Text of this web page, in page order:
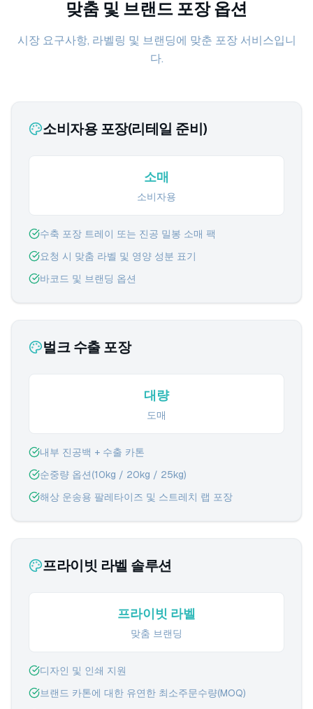
맞춤 및 브랜드 포장 옵션
시장 요구사항, 라벨링 및 브랜딩에 맞춘 포장 서비스입니
다.
소비자용 포장(리테일 준비)
소매
소비자용
수축 포장 트레이 또는 진공 밀봉 소매 팩
요청 시 맞춤 라벨 및 영양 성분 표기
바코드 및 브랜딩 옵션
벌크 수출 포장
대량
도매
내부 진공백 + 수출 카톤
순중량 옵션(10kg / 20kg / 25kg)
해상 운송용 팔레타이즈 및 스트레치 랩 포장
프라이빗 라벨 솔루션
프라이빗 라벨
맞춤 브랜딩
디자인 및 인쇄 지원
브랜드 카톤에 대한 유연한 최소주문수량(MOQ)